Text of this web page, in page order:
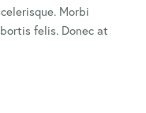
Morbi
felis. Donec at